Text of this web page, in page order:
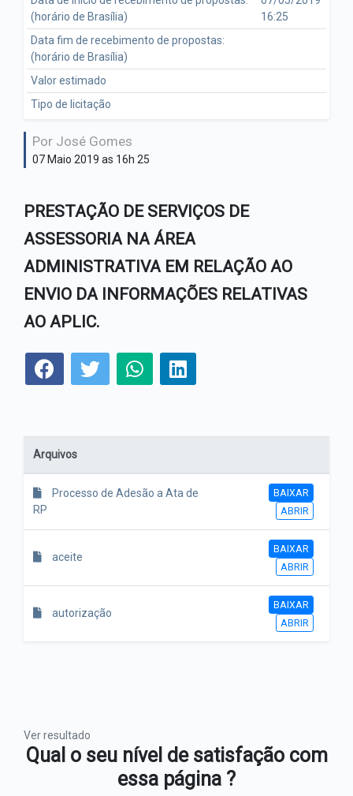
Secretário Municipal de
Educação
Secretário Municipal de
Esporte e Lazer
Procuradora Municipal de
PCA -Plano de Contratação
Pregão eletrônico
Tomada de Preço
(horário de Brasília)
16:25
Data fim de recebimento de propostas:
(horário de Brasília)
Valor estimado
Tipo de licitação
Por José Gomes
07 Maio 2019 as 16h 25
PRESTAÇÃO DE SERVIÇOS DE
ASSESSORIA NA ÁREA
ADMINISTRATIVA EM RELAÇÃO AO
ENVIO DA INFORMAÇÕES RELATIVAS
AO APLIC.
Arquivos
Processo de Adesão a Ata de
RP
BAIXAR
ABRIR
aceite
BAIXAR
ABRIR
autorização
BAIXAR
ABRIR
Ver resultado
Qual o seu nível de satisfação com
essa página ?